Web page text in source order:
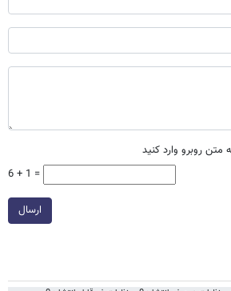
متن روبرو وارد کنید
6 + 1 =
ارسال